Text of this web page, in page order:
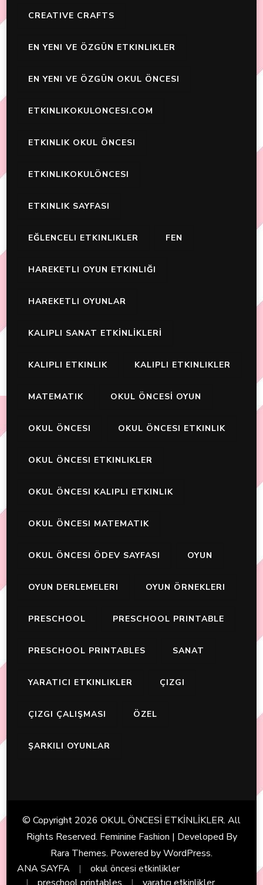
CREATIVE CRAFTS
EN YENI VE ÖZGÜN ETKINLIKLER
EN YENI VE ÖZGÜN OKUL ÖNCESI
ETKINLIKOKULONCESI.COM
ETKINLIK OKUL ÖNCESI
ETKINLIKOKULÖNCESI
ETKINLIK SAYFASI
EĞLENCELI ETKINLIKLER FEN
HAREKETLI OYUN ETKINLIĞI
HAREKETLI OYUNLAR
KALIPLI SANAT ETKİNLİKLERİ
KALIPLI ETKINLIK KALIPLI ETKINLIKLER
MATEMATIK OKUL ÖNCESİ OYUN
OKUL ÖNCESI OKUL ÖNCESI ETKINLIK
OKUL ÖNCESI ETKINLIKLER
OKUL ÖNCESI KALIPLI ETKINLIK
OKUL ÖNCESI MATEMATIK
OKUL ÖNCESI ÖDEV SAYFASI OYUN
OYUN DERLEMELERI OYUN ÖRNEKLERI
PRESCHOOL PRESCHOOL PRINTABLE
PRESCHOOL PRINTABLES SANAT
YARATICI ETKINLIKLER ÇIZGI
ÇIZGI ÇALIŞMASI ÖZEL
ŞARKILI OYUNLAR
© Copyright 2026 OKUL ÖNCESİ ETKİNLİKLER. All
Rights Reserved. Feminine Fashion | Developed By
Rara Themes. Powered byWordPress.
ANA SAYFA
okul öncesi etkinlikler